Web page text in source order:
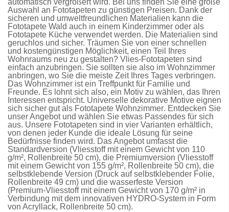
automatisch vergrößert wird. Bei uns finden Sie eine große
Auswahl an Fototapeten zu günstigen Preisen. Dank der
sicheren und umweltfreundlichen Materialien kann die
Fototapete Wald auch in einem Kinderzimmer oder als
Fototapete Küche verwendet werden. Die Materialien sind
geruchlos und sicher. Träumen Sie von einer schnellen
und kostengünstigen Möglichkeit, einen Teil Ihres
Wohnraums neu zu gestalten? Vlies-Fototapeten sind
einfach anzubringen. Sie sollten sie also im Wohnzimmer
anbringen, wo Sie die meiste Zeit Ihres Tages verbringen.
Das Wohnzimmer ist ein Treffpunkt für Familie und
Freunde. Es lohnt sich also, ein Motiv zu wählen, das Ihren
Interessen entspricht. Universelle dekorative Motive eignen
sich sicher gut als Fototapete Wohnzimmer. Entdecken Sie
unser Angebot und wählen Sie etwas Passendes für sich
aus. Unsere Fototapeten sind in vier Varianten erhältlich,
von denen jeder Kunde die ideale Lösung für seine
Bedürfnisse finden wird. Das Angebot umfasst die
Standardversion (Vliesstoff mit einem Gewicht von 110
g/m², Rollenbreite 50 cm), die Premiumversion (Vliesstoff
mit einem Gewicht von 155 g/m², Rollenbreite 50 cm), die
selbstklebende Version (Druck auf selbstklebender Folie,
Rollenbreite 49 cm) und die wasserfeste Version
(Premium-Vliesstoff mit einem Gewicht von 170 g/m² in
Verbindung mit dem innovativen HYDRO-System in Form
von Acryllack, Rollenbreite 50 cm).